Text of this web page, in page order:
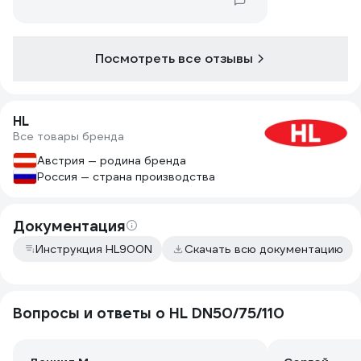
Посмотреть все отзывы
HL
Все товары бренда
Австрия — родина бренда
Россия — страна производства
Документация
Инструкция HL900N Скачать всю документацию
Вопросы и ответы о HL DN50/75/110